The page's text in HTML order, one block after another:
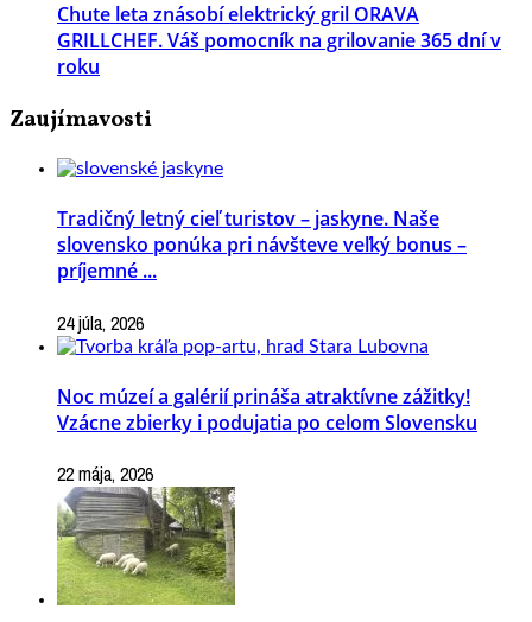
Chute leta znásobí elektrický gril ORAVA
GRILLCHEF. Váš pomocník na grilovanie 365 dní v
roku
Zaujímavosti
Tradičný letný cieľ turistov – jaskyne. Naše
slovensko ponúka pri návšteve veľký bonus –
príjemné ...
24 júla, 2026
Noc múzeí a galérií prináša atraktívne zážitky!
Vzácne zbierky i podujatia po celom Slovensku
22 mája, 2026